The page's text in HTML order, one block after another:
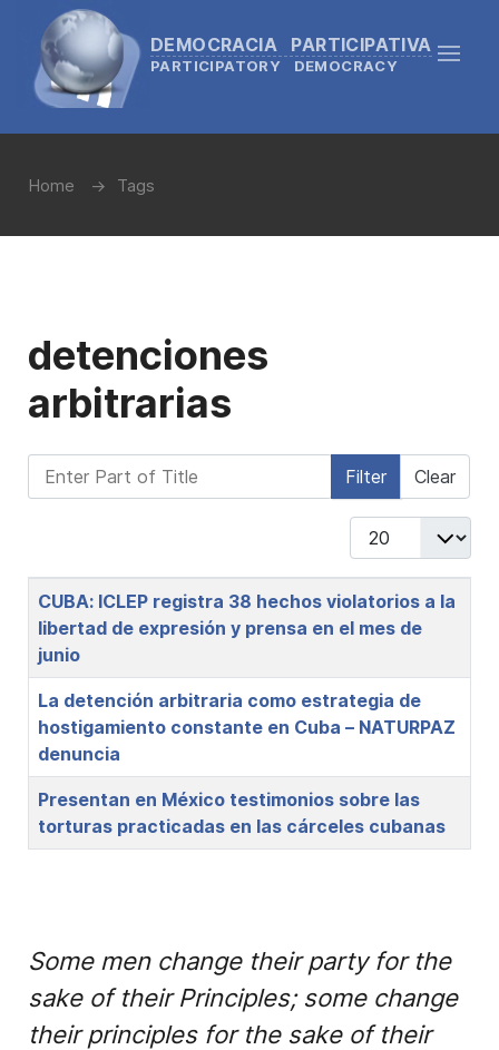
DEMOCRACIA PARTICIPATIVA
PARTICIPATORY DEMOCRACY
Home Tags
detenciones
arbitrarias
Enter Part of Title Filter Clear
Display #
Title
CUBA: ICLEP registra 38 hechos violatorios a la
libertad de expresión y prensa en el mes de
junio
La detención arbitraria como estrategia de
hostigamiento constante en Cuba – NATURPAZ
denuncia
Presentan en México testimonios sobre las
torturas practicadas en las cárceles cubanas
Some men change their party for the
sake of their Principles; some change
their principles for the sake of their